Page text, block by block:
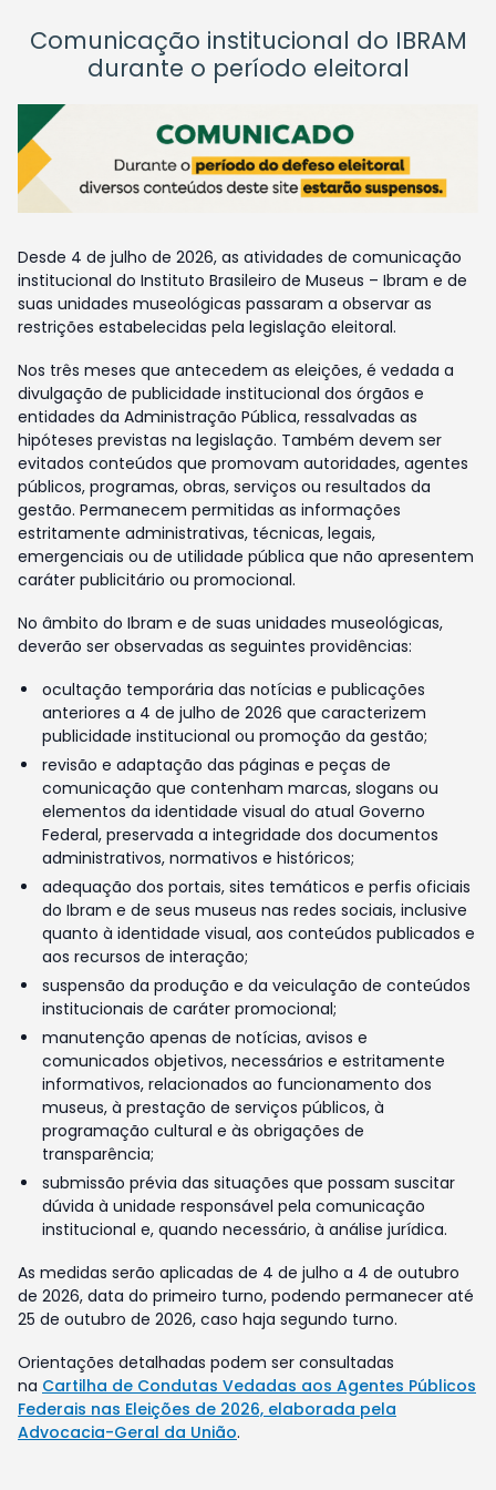
Comunicação institucional do IBRAM
durante o período eleitoral
Desde 4 de julho de 2026, as atividades de comunicação
institucional do Instituto Brasileiro de Museus – Ibram e de
suas unidades museológicas passaram a observar as
restrições estabelecidas pela legislação eleitoral.
Nos três meses que antecedem as eleições, é vedada a
divulgação de publicidade institucional dos órgãos e
entidades da Administração Pública, ressalvadas as
hipóteses previstas na legislação. Também devem ser
evitados conteúdos que promovam autoridades, agentes
públicos, programas, obras, serviços ou resultados da
gestão. Permanecem permitidas as informações
estritamente administrativas, técnicas, legais,
emergenciais ou de utilidade pública que não apresentem
caráter publicitário ou promocional.
No âmbito do Ibram e de suas unidades museológicas,
deverão ser observadas as seguintes providências:
ocultação temporária das notícias e publicações
anteriores a 4 de julho de 2026 que caracterizem
publicidade institucional ou promoção da gestão;
revisão e adaptação das páginas e peças de
comunicação que contenham marcas, slogans ou
elementos da identidade visual do atual Governo
Federal, preservada a integridade dos documentos
administrativos, normativos e históricos;
adequação dos portais, sites temáticos e perfis oficiais
do Ibram e de seus museus nas redes sociais, inclusive
quanto à identidade visual, aos conteúdos publicados e
aos recursos de interação;
suspensão da produção e da veiculação de conteúdos
institucionais de caráter promocional;
manutenção apenas de notícias, avisos e
comunicados objetivos, necessários e estritamente
informativos, relacionados ao funcionamento dos
museus, à prestação de serviços públicos, à
programação cultural e às obrigações de
transparência;
submissão prévia das situações que possam suscitar
dúvida à unidade responsável pela comunicação
institucional e, quando necessário, à análise jurídica.
As medidas serão aplicadas de 4 de julho a 4 de outubro
de 2026, data do primeiro turno, podendo permanecer até
25 de outubro de 2026, caso haja segundo turno.
Orientações detalhadas podem ser consultadas
na Cartilha de Condutas Vedadas aos Agentes Públicos
Federais nas Eleições de 2026, elaborada pela
Advocacia-Geral da União.